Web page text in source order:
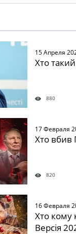
15 Апреля
Хто
880
17 Февраля
Хто вбив
820
16 Февраля
Хто кому
Версія